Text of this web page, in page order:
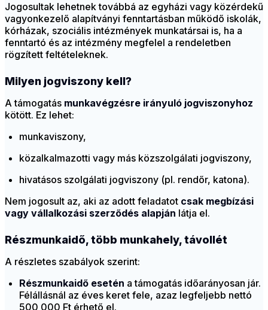
Jogosultak lehetnek továbbá az egyházi vagy közérdekű
vagyonkezelő alapítványi fenntartásban működő iskolák,
kórházak, szociális intézmények munkatársai is, ha a
fenntartó és az intézmény megfelel a rendeletben
rögzített feltételeknek.
Milyen jogviszony kell?
A támogatás munkavégzésre irányuló jogviszonyhoz
kötött. Ez lehet:
munkaviszony,
közalkalmazotti vagy más közszolgálati jogviszony,
hivatásos szolgálati jogviszony (pl. rendőr, katona).
Nem jogosult az, aki az adott feladatot csak megbízási
vagy vállalkozási szerződés alapján látja el.
Részmunkaidő, több munkahely, távollét
A részletes szabályok szerint:
Részmunkaidő esetén a támogatás időarányosan jár.
Félállásnál az éves keret fele, azaz legfeljebb nettó
500 000 Ft érhető el.